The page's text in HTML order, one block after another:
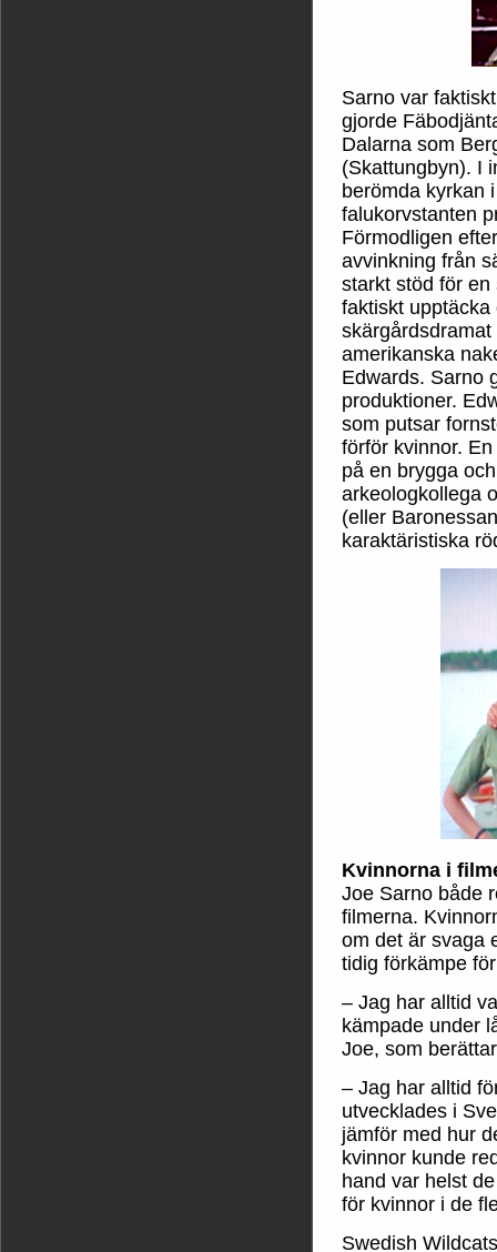
Sarno var
gjorde
Dalarna som
(Skattungbyn). I
berömda kyrkan
falukorvstanten
Förmodligen
avvinkning från
starkt stöd för
faktiskt
amerikanska
Edwards. Sarno
produktioner.
som putsar
förför kvinnor.
på en brygga
arkeologkollega
(eller
karaktäristiska
Kvinnorna i
Joe Sarno både
filmerna.
om det är svaga
tidig förkämpe
– Jag har alltid
kämpade under
Joe, som
– Jag har alltid
utvecklades i
jämför med hur
kvinnor kunde
hand var helst
för kvinnor i de
Swedish